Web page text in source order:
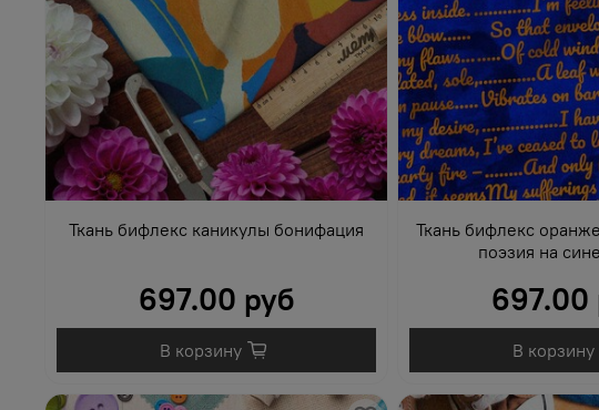
Ткань бифлекс каникулы бонифация
697.00 руб
В корзину
Ткань бифлекс
поэзия на
697.00
В корзину